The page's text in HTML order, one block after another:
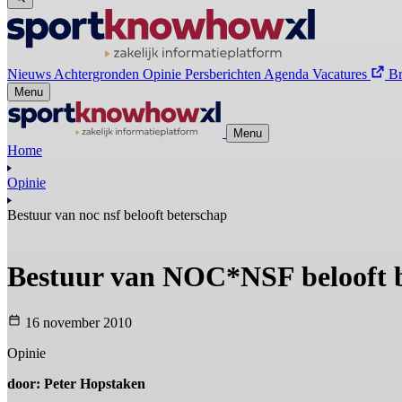
Nieuws Achtergronden Opinie Persberichten Agenda Vacatures
Menu
Menu
Home
Opinie
Bestuur van noc nsf belooft beterschap
Bestuur van NOC*NSF belooft
16 november 2010
Opinie
door: Peter Hopstaken